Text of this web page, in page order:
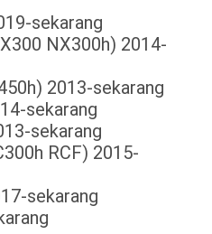
sekarang
NX300h) 2014-
2013-sekarang
sekarang
sekarang
RCF) 2015-
sekarang